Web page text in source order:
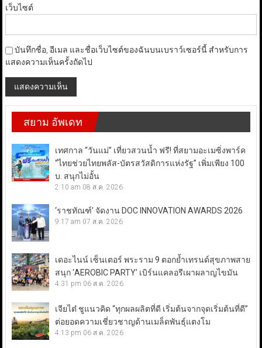
เว็บไซต์
บันทึกชื่อ, อีเมล และชื่อเว็บไซต์ของฉันบนเบราว์เซอร์นี้ สำหรับการ
แสดงความเห็นครั้งถัดไป
สยาม อัพเดท
เทศกาล “วันแม่” เที่ยวสวนน้ำ ฟรี! ที่สยามอะเมซิ่งพาร์ค
“ไทยช่วยไทยพลัส-บัตรสวัสดิการแห่งรัฐ” เพิ่มเพียง 100
บ. สนุกไม่อั้น
2:10 am 08 ส.ค. 2026
‘ราชทัณฑ์’ จัดงาน DOC INNOVATION AWARDS 2026
9:17 am 07 ส.ค. 2026
เดอะไนน์ เซ็นเตอร์ พระราม 9 ตอกย้ำเทรนด์สุขภาพสาย
สนุก ‘AEROBIC PARTY’ เบิร์นแคลอรีเผาผลาญไขมัน
4:31 pm 06 ส.ค. 2026
เจียไต๋ ชูแนวคิด “ทุกผลผลิตที่ดี เริ่มต้นจากจุดเริ่มต้นที่ดี”
ต่อยอดความเชี่ยวชาญด้านเมล็ดพันธุ์แตงโม
4:13 pm 06 ส.ค. 2026